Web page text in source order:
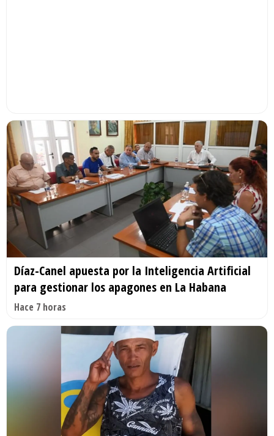
Díaz-Canel apuesta por la Inteligencia Artificial
para gestionar los apagones en La Habana
Hace 7 horas